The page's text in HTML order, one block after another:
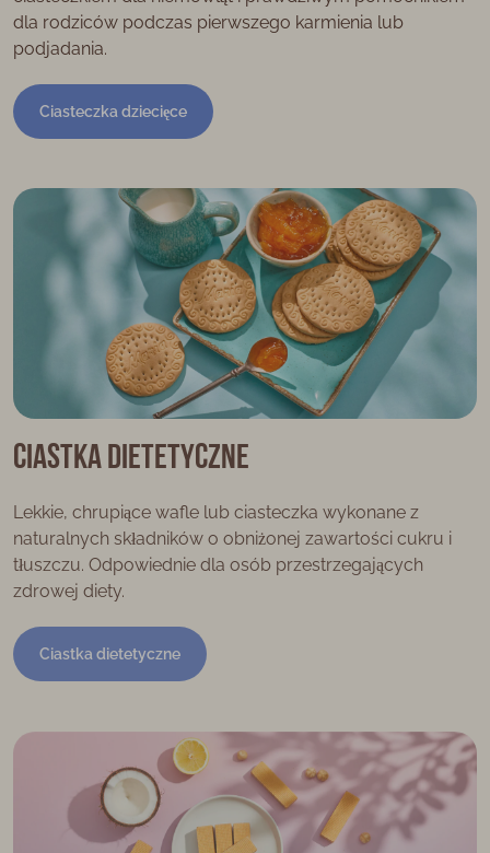
dla rodziców podczas pierwszego karmienia lub
podjadania.
Ciasteczka dziecięce
Ciastka dietetyczne
Lekkie, chrupiące wafle lub ciasteczka wykonane z
naturalnych składników o obniżonej zawartości cukru i
tłuszczu. Odpowiednie dla osób przestrzegających
zdrowej diety.
Ciastka dietetyczne